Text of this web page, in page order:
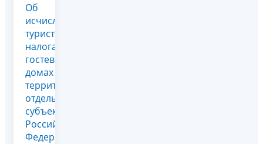
Об
исчислении
туристического
налога в
гостевых
домах на
территории
отдельных
субъектов
Российской
Федерации